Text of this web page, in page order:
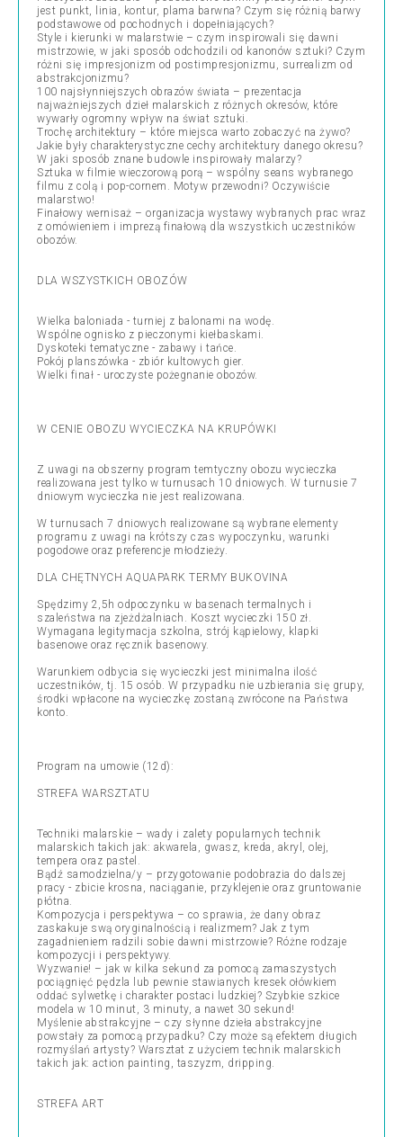
jest punkt, linia, kontur, plama barwna? Czym się różnią barwy
podstawowe od pochodnych i dopełniających?
Style i kierunki w malarstwie – czym inspirowali się dawni
mistrzowie, w jaki sposób odchodzili od kanonów sztuki? Czym
różni się impresjonizm od postimpresjonizmu, surrealizm od
abstrakcjonizmu?
100 najsłynniejszych obrazów świata – prezentacja
najważniejszych dzieł malarskich z różnych okresów, które
wywarły ogromny wpływ na świat sztuki.
Trochę architektury – które miejsca warto zobaczyć na żywo?
Jakie były charakterystyczne cechy architektury danego okresu?
W jaki sposób znane budowle inspirowały malarzy?
Sztuka w filmie wieczorową porą – wspólny seans wybranego
filmu z colą i pop-cornem. Motyw przewodni? Oczywiście
malarstwo!
Finałowy wernisaż – organizacja wystawy wybranych prac wraz
z omówieniem i imprezą finałową dla wszystkich uczestników
obozów.
DLA WSZYSTKICH OBOZÓW
Wielka baloniada - turniej z balonami na wodę.
Wspólne ognisko z pieczonymi kiełbaskami.
Dyskoteki tematyczne - zabawy i tańce.
Pokój planszówka - zbiór kultowych gier.
Wielki finał - uroczyste pożegnanie obozów.
W CENIE OBOZU WYCIECZKA NA KRUPÓWKI
Z uwagi na obszerny program temtyczny obozu wycieczka
realizowana jest tylko w turnusach 10 dniowych. W turnusie 7
dniowym wycieczka nie jest realizowana.
W turnusach 7 dniowych realizowane są wybrane elementy
programu z uwagi na krótszy czas wypoczynku, warunki
pogodowe oraz preferencje młodzieży.
DLA CHĘTNYCH AQUAPARK TERMY BUKOVINA
Spędzimy 2,5h odpoczynku w basenach termalnych i
szaleństwa na zjeżdżalniach. Koszt wycieczki 150 zł.
Wymagana legitymacja szkolna, strój kąpielowy, klapki
basenowe oraz ręcznik basenowy.
Warunkiem odbycia się wycieczki jest minimalna ilość
uczestników, tj. 15 osób. W przypadku nie uzbierania się grupy,
środki wpłacone na wycieczkę zostaną zwrócone na Państwa
konto.
Program na umowie (12d):
STREFA WARSZTATU
Techniki malarskie – wady i zalety popularnych technik
malarskich takich jak: akwarela, gwasz, kreda, akryl, olej,
tempera oraz pastel.
Bądź samodzielna/y – przygotowanie podobrazia do dalszej
pracy - zbicie krosna, naciąganie, przyklejenie oraz gruntowanie
płótna.
Kompozycja i perspektywa – co sprawia, że dany obraz
zaskakuje swą oryginalnością i realizmem? Jak z tym
zagadnieniem radzili sobie dawni mistrzowie? Różne rodzaje
kompozycji i perspektywy.
Wyzwanie! – jak w kilka sekund za pomocą zamaszystych
pociągnięć pędzla lub pewnie stawianych kresek ołówkiem
oddać sylwetkę i charakter postaci ludzkiej? Szybkie szkice
modela w 10 minut, 3 minuty, a nawet 30 sekund!
Myślenie abstrakcyjne – czy słynne dzieła abstrakcyjne
powstały za pomocą przypadku? Czy może są efektem długich
rozmyślań artysty? Warsztat z użyciem technik malarskich
takich jak: action painting, taszyzm, dripping.
STREFA ART